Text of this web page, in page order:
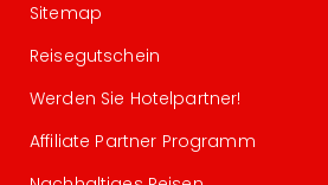
Sitemap
Reisegutschein
Werden Sie Hotelpartner!
Affiliate Partner Programm